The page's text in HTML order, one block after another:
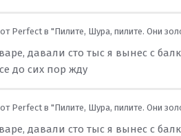
Perfect в"Пилите, Шура, пилите. Они
давали сто тыс я вынес с
до сих пор жду
Perfect в"Пилите, Шура, пилите. Они
давали сто тыс я вынес с